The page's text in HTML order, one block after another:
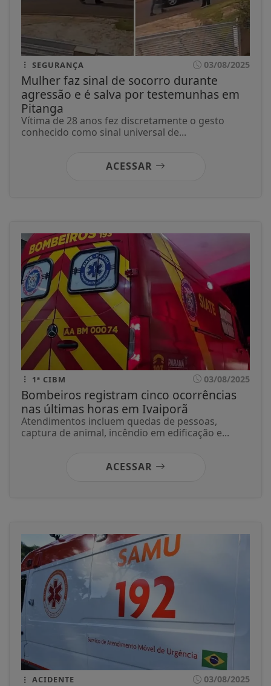
SEGURANÇA 03/08/2025
Mulher faz sinal de socorro durante
agressão e é salva por testemunhas em
Pitanga
Vítima de 28 anos fez discretamente o gesto
conhecido como sinal universal de...
ACESSAR
1ª CIBM 03/08/2025
Bombeiros registram cinco ocorrências
nas últimas horas em Ivaiporã
Atendimentos incluem quedas de pessoas,
captura de animal, incêndio em edificação e...
ACESSAR
ACIDENTE 03/08/2025